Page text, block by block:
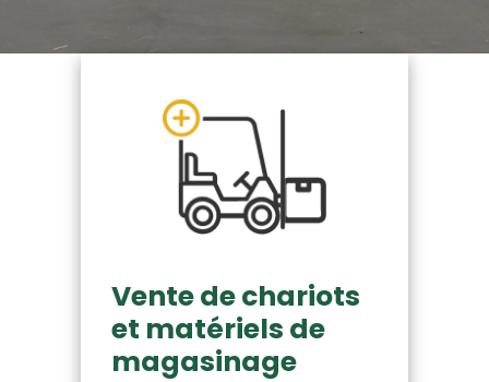
Vente de chariots
et matériels de
magasinage